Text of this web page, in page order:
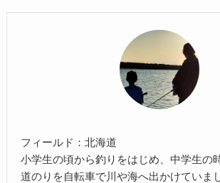
フィールド：北海道
小学生の頃から釣りをはじめ、中学生の
道のりを自転車で川や海へ出かけていま